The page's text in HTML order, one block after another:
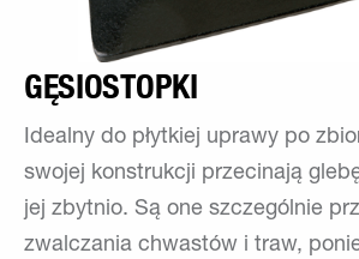
GĘSIOSTOPKI
Idealny do płytkiej uprawy po
swojej konstrukcji przecinają
jej zbytnio. Są one szczególnie
zwalczania chwastów i traw,